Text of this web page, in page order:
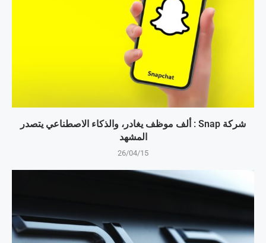
شركة Snap : ألف موظف يغادر، والذكاء الاصطناعي يتصدر
المشهد
26/04/15